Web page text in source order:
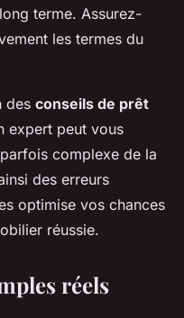
terme. Assurez-
les termes du
des conseils de prêt
expert peut vous
complexe de la
des erreurs
optimise vos chances
réussie.
réels